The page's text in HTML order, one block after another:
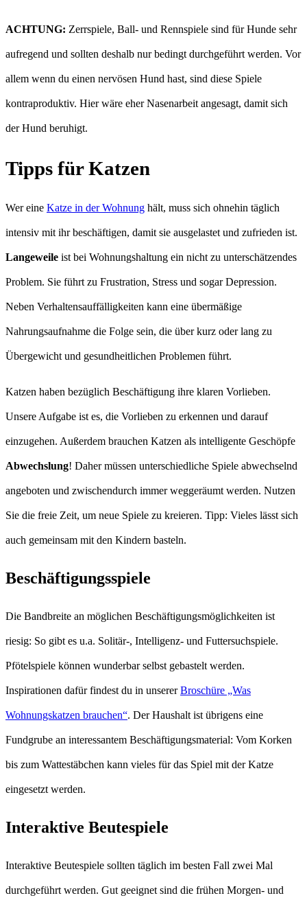
ACHTUNG: Zerrspiele, Ball- und Rennspiele sind für Hunde sehr
aufregend und sollten deshalb nur bedingt durchgeführt werden. Vor
allem wenn du einen nervösen Hund hast, sind diese Spiele
kontraproduktiv. Hier wäre eher Nasenarbeit angesagt, damit sich
der Hund beruhigt.
Tipps für Katzen
Wer eine Katze in der Wohnung hält, muss sich ohnehin täglich
intensiv mit ihr beschäftigen, damit sie ausgelastet und zufrieden ist.
Langeweile ist bei Wohnungshaltung ein nicht zu unterschätzendes
Problem. Sie führt zu Frustration, Stress und sogar Depression.
Neben Verhaltensauffälligkeiten kann eine übermäßige
Nahrungsaufnahme die Folge sein, die über kurz oder lang zu
Übergewicht und gesundheitlichen Problemen führt.
Katzen haben bezüglich Beschäftigung ihre klaren Vorlieben.
Unsere Aufgabe ist es, die Vorlieben zu erkennen und darauf
einzugehen. Außerdem brauchen Katzen als intelligente Geschöpfe
Abwechslung! Daher müssen unterschiedliche Spiele abwechselnd
angeboten und zwischendurch immer weggeräumt werden. Nutzen
Sie die freie Zeit, um neue Spiele zu kreieren. Tipp: Vieles lässt sich
auch gemeinsam mit den Kindern basteln.
Beschäftigungsspiele
Die Bandbreite an möglichen Beschäftigungsmöglichkeiten ist
riesig: So gibt es u.a. Solitär-, Intelligenz- und Futtersuchspiele.
Pfötelspiele können wunderbar selbst gebastelt werden.
Inspirationen dafür findest du in unsererBroschüre „Was
Wohnungskatzen brauchen“. Der Haushalt ist übrigens eine
Fundgrube an interessantem Beschäftigungsmaterial: Vom Korken
bis zum Wattestäbchen kann vieles für das Spiel mit der Katze
eingesetzt werden.
Interaktive Beutespiele
Interaktive Beutespiele sollten täglich im besten Fall zwei Mal
durchgeführt werden. Gut geeignet sind die frühen Morgen- und